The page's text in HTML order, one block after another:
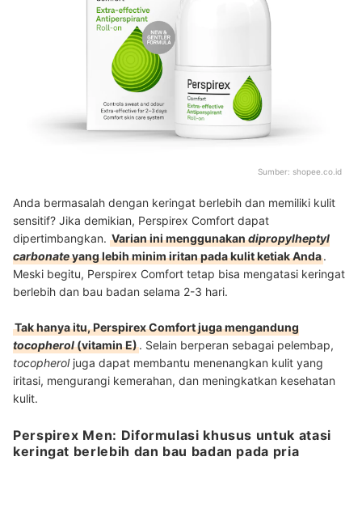
Sumber: shopee.co.id
Anda bermasalah dengan keringat berlebih dan memiliki kulit
sensitif? Jika demikian, Perspirex Comfort dapat
dipertimbangkan. Varian ini menggunakandipropylheptyl
carbonateyang lebih minim iritan pada kulit ketiak Anda.
Meski begitu, Perspirex Comfort tetap bisa mengatasi keringat
berlebih dan bau badan selama 2-3 hari.
Tak hanya itu, Perspirex Comfort juga mengandung
tocopherol(vitamin E). Selain berperan sebagai pelembap,
tocopheroljuga dapat membantu menenangkan kulit yang
iritasi, mengurangi kemerahan, dan meningkatkan kesehatan
kulit.
Perspirex Men: Diformulasi khusus untuk atasi
keringat berlebih dan bau badan pada pria